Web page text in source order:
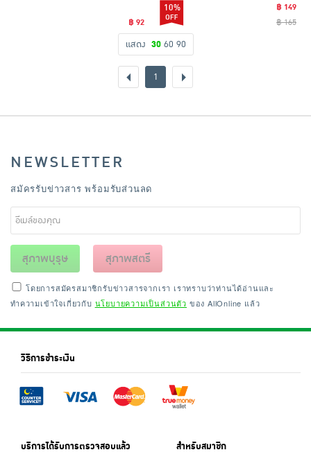
฿ 92
10%
฿ 149
฿ 165
แสดง 30 60 90
1
NEWSLETTER
สมัครรับข่าวสาร พร้อมรับส่วนลด
สุภาพบุรุษ สุภาพสตรี
โดยการสมัครสมาชิกรับข่าวสารจากเรา เราทราบว่าท่านได้อ่านและ
ทำความเข้าใจเกี่ยวกับ นโยบายความเป็นส่วนตัว ของ AllOnline แล้ว
วิธีการชำระเงิน
บริการได้รับการตรวจสอบแล้ว สำหรับสมาชิก